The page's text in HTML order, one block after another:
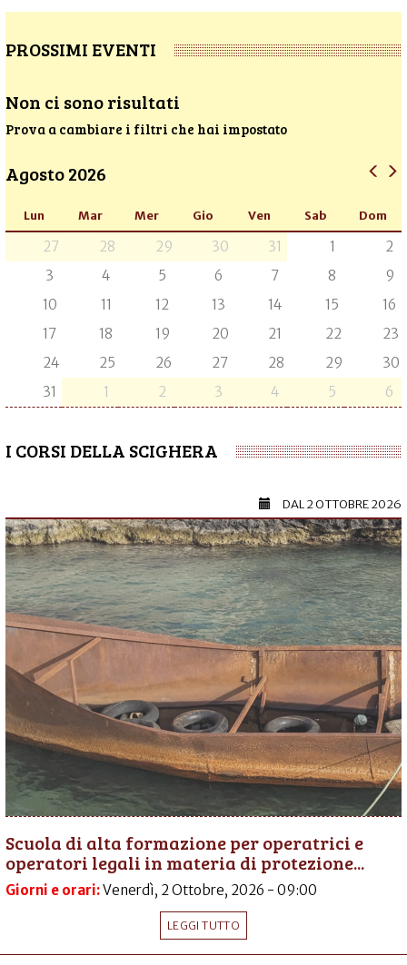
PROSSIMI EVENTI
Non ci sono risultati
Prova a cambiare i filtri che hai impostato
Agosto 2026
Lun Mar Mer Gio Ven Sab Dom
27 28 29 30 31 1
2
3
4 5 6 7 8
9
10
11 12 13 14 15
16
17
18 19 20 21 22
23
24
25 26 27 28 29
30
31
1 2 3 4 5 6
I CORSI DELLA SCIGHERA
DAL2 OTTOBRE 2026
Scuola di alta formazione per operatrici e
operatori legali in materia di protezione...
Giorni e orari:Venerdì, 2 Ottobre, 2026 - 09:00
LEGGI TUTTO